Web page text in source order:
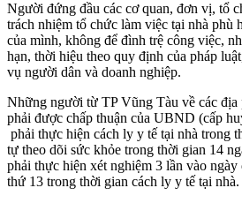
Người đứng đầu các cơ quan, đơn vị, tổ
trách nhiệm tổ chức làm việc tại nhà phù
của mình, không để đình trệ công việc,
hạn, thời hiệu theo quy định của pháp
vụ người dân và doanh nghiệp.
Những người từ TP Vũng Tàu về các địa
phải được chấp thuận của UBND (cấp
phải thực hiện cách ly y tế tại nhà trong
tự theo dõi sức khỏe trong thời gian 14
phải thực hiện xét nghiệm 3 lần vào
thứ 13 trong thời gian cách ly y tế tại nhà.